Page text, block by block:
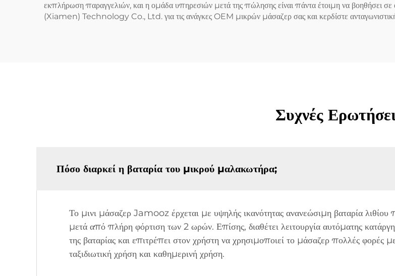
εκπλήρωση παραγγελιών, και η ομάδα υπηρεσιών μετά της πώλησης είναι πάντα έτοιμη να βοηθήσει
(Xiamen) Technology Co., Ltd. για τις ανάγκες OEM μικρών μάσαζερ σας και κερδίστε
Συχνές
Πόσο διαρκεί η βαταρία του μικρού μαλακωτήρα;
Το μινι μάσαζερ Jamooz έρχεται με υψηλής ικανότητας ανανεώσιμη βαταρία
μετά από πλήρη φόρτιση των 2 ωρών. Επίσης, διαθέτει λειτουργία αυτόματης
της βαταρίας και επιτρέπει στον χρήστη να χρησιμοποιεί το μάσαζερ πολλές φορές
ταξιδιωτική χρήση και καθημερινή χρήση.